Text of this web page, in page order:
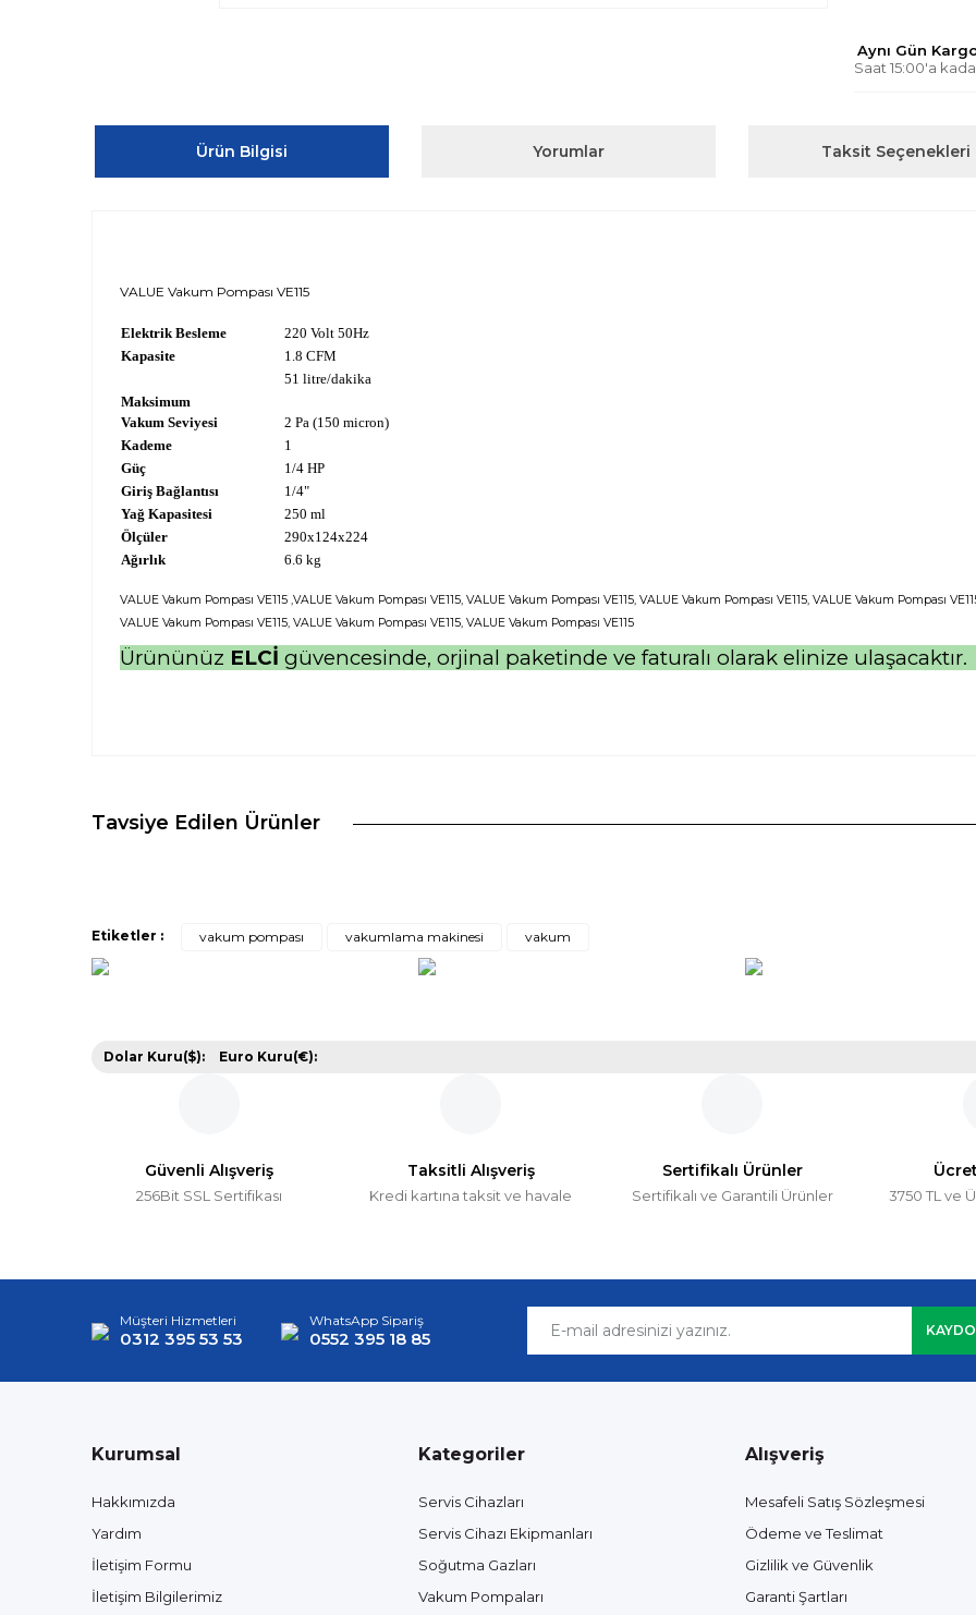
Aynı Gün
Saat 15:00'a
Ürün Bilgisi Yorumlar Taksit Seçenekleri
VALUE Vakum Pompası VE115
Elektrik Besleme
220 Volt 50Hz
Kapasite
1.8 CFM
51 litre/dakika
Maksimum
Vakum Seviyesi
2 Pa (150 micron)
Kademe
1
Güç
1/4 HP
Giriş Bağlantısı
1/4"
Yağ Kapasitesi
250 ml
Ölçüler
290x124x224
Ağırlık
6.6 kg
VALUE Vakum Pompası VE115 ,VALUE Vakum Pompası VE115, VALUE Vakum Pompası VE115, VALUE Vakum Pompası VE115, VALUE Vakum Pompası
VALUE Vakum Pompası VE115, VALUE Vakum Pompası VE115, VALUE Vakum Pompası VE115
Ürününüz ELCİ güvencesinde, orjinal paketinde ve faturalı olarak elinize
.
Ürün resmi kalitesiz, bozuk veya görüntülenemiyor.
Tavsiye Edilen Ürünler
267,39 TL
760,54 TL
19.982,50
Etiketler : vakum pompası vakumlama makinesi vakum
Dolar Kuru($): Euro Kuru(€):
Güvenli Alışveriş
256Bit SSL Sertifikası
Taksitli Alışveriş
Kredi kartına taksit ve havale
Sertifikalı Ürünler
Sertifikalı ve Garantili Ürünler 3750 TL ve
Müşteri Hizmetleri
0312 395 53 53
WhatsApp Sipariş
0552 395 18 85
Kurumsal
Hakkımızda
Yardım
İletişim Formu
İletişim Bilgilerimiz
Kategoriler
Servis Cihazları
Servis Cihazı Ekipmanları
Soğutma Gazları
Vakum Pompaları
Alışveriş
Mesafeli Satış Sözleşmesi
Ödeme ve Teslimat
Gizlilik ve Güvenlik
Garanti Şartları